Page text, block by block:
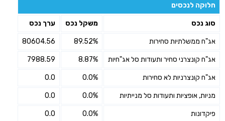
חלוקה לנכסים
סוג נכס משקל נכס ערך נכס
אג"ח ממשלתיות סחירות 89.52%
80604.56
אג"ח קונצרני סחיר ותעודות סל אג"חיות 8.87%
7988.59
אג"ח קונצרניות לא סחירות 0.0%
0.0
מניות, אופציות ותעודות סל מנייתיות 0.0%
0.0
פיקדונות 0.0%
0.0